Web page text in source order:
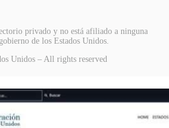
privado y no está afiliado a ninguna
de los Estados Unidos.
Unidos – All rights reserved